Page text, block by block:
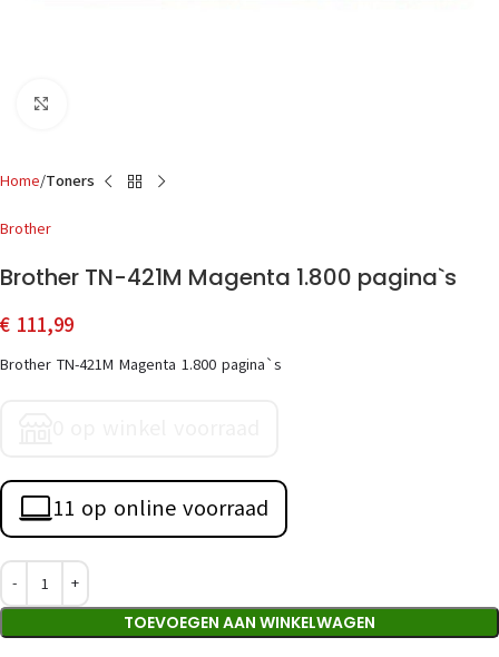
Home Toners
Brother
Brother TN-421M Magenta 1.800 pagina`s
€ 111,99
Brother TN-421M Magenta 1.800 pagina`s
11 op online voorraad
TOEVOEGEN AAN WINKELWAGEN